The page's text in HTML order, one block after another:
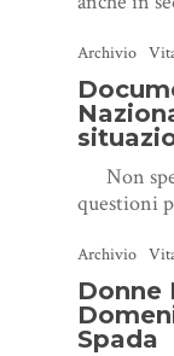
Archivio
Non
questioni
Archivio
Donne
Spada